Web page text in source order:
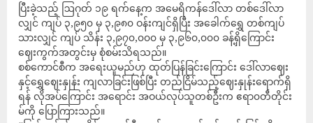
ပြီးခဲ့သည့် ဩဂုတ် ၁၉ ရက်နေ့က အမေရိကန်ဒေါ်လာ တစ်ဒေါ်လာ
လျှင် ကျပ် ၃,၉၅၀ မှ ၃,၉၈၀ ဝန်းကျင်ရှိပြီး အခေါက်ရွှေ တစ်ကျပ်
သားလျှင် ကျပ် သိန်း ၃,၉၇၀,၀၀၀ မှ ၃,၉၆၀,၀၀၀ ခန့်ရှိကြောင်း
ဈေးကွက်အတွင်းမှ စုံစမ်းသိရသည်။
စစ်ကောင်စီက အရေးယူမည်ဟု ထုတ်ပြန်ခြင်းကြောင်း ဒေါ်လာဈေး
နှင့်ရွှေဈေးနှုန်း ကျလာခြင်းဖြစ်ပြီး တည်ငြိမ်သည့်ဈေးနှုန်းရောက်ရှိ
ရန် လိုအပ်ကြောင်း အရောင်း အဝယ်လုပ်သူတစ်ဦးက ဧရာ၀တီတိုင်း
မ်ကို ပြောကြားသည်။